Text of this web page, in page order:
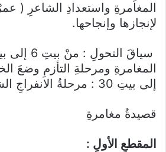
المغامرةِ واستعدادِ الشاعرِ (
لإنجازها وإنجاحها.
إلى بيتِ 30 : مرحلةُ الانفراجِ الشرحِ التفصيليِ :
قصيدةُ مغامرةِ
المقطعِ الأولِ :